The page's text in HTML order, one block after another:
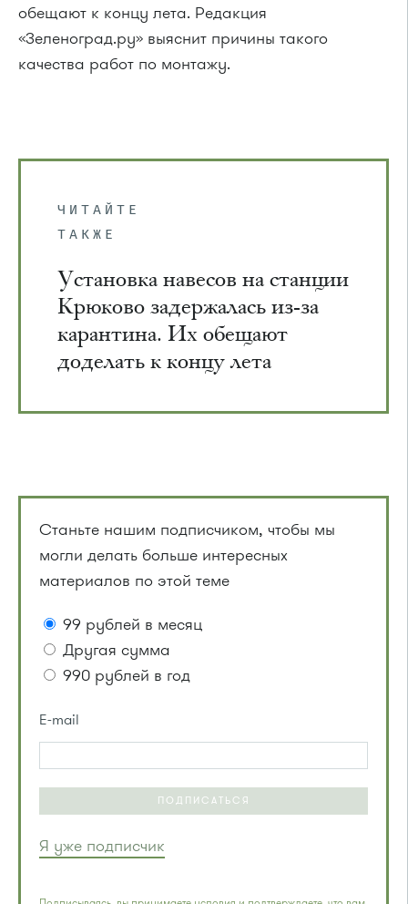
обещают к концу лета. Редакция
«Зеленоград.ру» выяснит причины такого
качества работ по монтажу.
ЧИТАЙТЕ
ТАКЖЕ
Установка навесов на станции
Крюково задержалась из-за
карантина. Их обещают
доделать к концу лета
Станьте нашим подписчиком, чтобы мы
могли делать больше интересных
материалов по этой теме
99 рублей в месяц
Другая сумма
990 рублей в год
E-mail
ПОДПИСАТЬСЯ
Я уже подписчик